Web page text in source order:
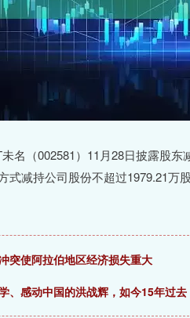
（002581）11月28日披露股东
式减持公司股份不超过1979.21万
突使阿拉伯地区经济损失重大
、感动中国的洪战辉，如今15年过去